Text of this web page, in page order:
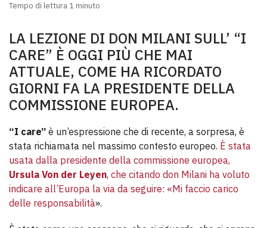
Tempo di lettura 1 minuto
LA LEZIONE DI DON MILANI SULL’ “I
CARE” È OGGI PIÙ CHE MAI
ATTUALE, COME HA RICORDATO
GIORNI FA LA PRESIDENTE DELLA
COMMISSIONE EUROPEA.
“I care” è un’espressione che di recente, a sorpresa, è
stata richiamata nel massimo contesto europeo. È stata
usata dalla presidente della commissione europea,
Ursula Von der Leyen, che citando don Milani ha voluto
indicare all’Europa la via da seguire: «Mi faccio carico
delle responsabilità».